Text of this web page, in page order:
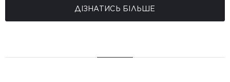
ДІЗНАТИСЬ БІЛЬШЕ